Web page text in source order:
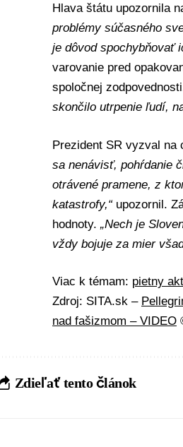
Hlava štátu upozornila
problémy súčasného
je dôvod spochybňovať
varovanie pred
spoločnej
skončilo utrpenie ľudí,
Prezident SR vyzval
sa nenávisť, pohŕdanie
otrávené pramene, z
katastrofy,“upozornil.
hodnoty. „Nech je
vždy bojuje za mier
Viac k témam: pietny akt
Zdroj: SITA.sk –
nad fašizmom – VIDEO
Zdieľať tento článok